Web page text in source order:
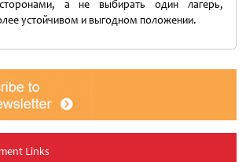
а не выбирать один лагерь,
устойчивом и выгодном положении.
Links